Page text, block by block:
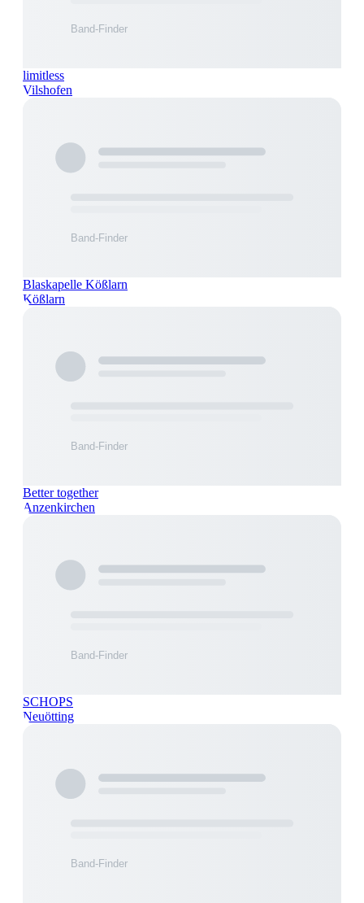
limitless
Vilshofen
Blaskapelle Kößlarn
Kößlarn
Better together
Anzenkirchen
SCHOPS
Neuötting